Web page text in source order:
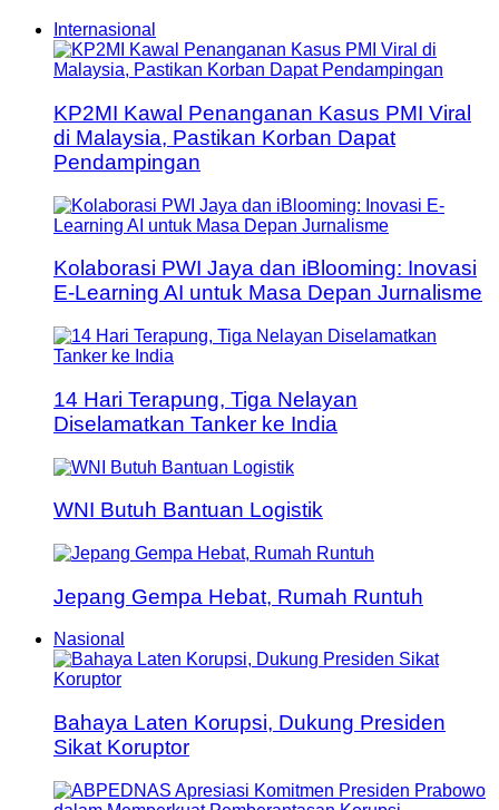
Internasional
KP2MI Kawal Penanganan Kasus PMI Viral
di Malaysia, Pastikan Korban Dapat
Pendampingan
Kolaborasi PWI Jaya dan iBlooming: Inovasi
E-Learning AI untuk Masa Depan Jurnalisme
14 Hari Terapung, Tiga Nelayan
Diselamatkan Tanker ke India
WNI Butuh Bantuan Logistik
Jepang Gempa Hebat, Rumah Runtuh
Nasional
Bahaya Laten Korupsi, Dukung Presiden
Sikat Koruptor